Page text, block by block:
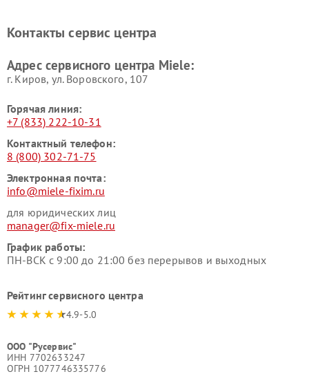
Miele
Miele
пылесосов Miele
Контакты сервис центра
Адрес сервисного центра Miele:
г. Киров, ул. Воровского, 107
Горячая линия:
+7 (833) 222-10-31
Контактный телефон:
8 (800) 302-71-75
Электронная почта:
info@miele-fixim.ru
для юридических лиц
manager@fix-miele.ru
График работы:
ПН-ВСК с 9:00 до 21:00 без перерывов и выходных
Рейтинг сервисного центра
4.9-5.0
ООО "Русервис"
ИНН 7702633247
ОГРН 1077746335776